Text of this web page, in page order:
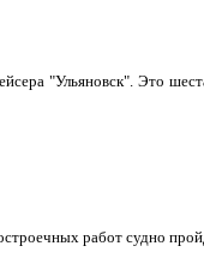
"Ульяновск". Это
работ судно